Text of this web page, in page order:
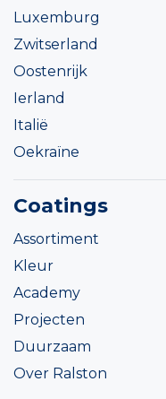
Luxemburg
Zwitserland
Oostenrijk
Ierland
Italië
Oekraïne
Coatings
Assortiment
Kleur
Academy
Projecten
Duurzaam
Over Ralston